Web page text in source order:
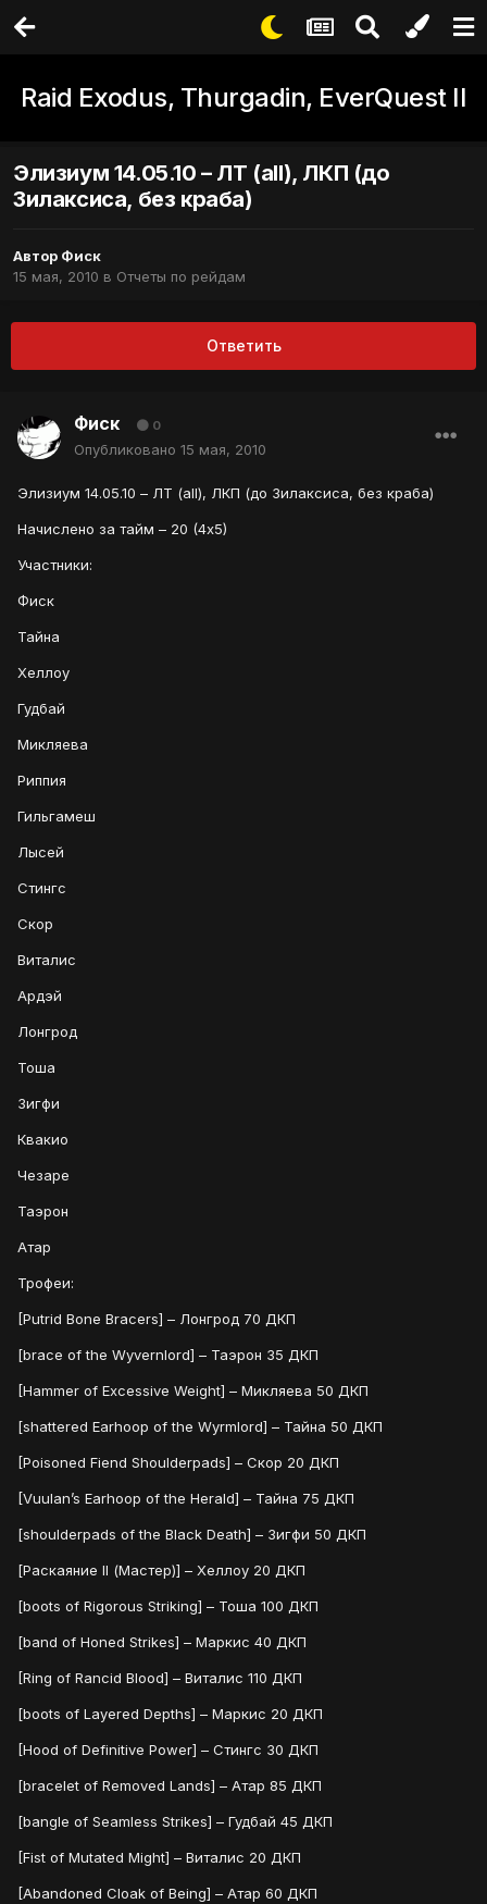
Raid Exodus, Thurgadin, EverQuest II
Элизиум 14.05.10 – ЛТ (all), ЛКП (до
Зилаксиса, без краба)
Автор Фиск
15 мая, 2010 в Отчеты по рейдам
Ответить
Фиск 0
Опубликовано 15 мая, 2010
Элизиум 14.05.10 – ЛТ (all), ЛКП (до Зилаксиса, без краба)
Начислено за тайм – 20 (4х5)
Участники:
Фиск
Тайна
Хеллоу
Гудбай
Микляева
Риппия
Гильгамеш
Лысей
Стингс
Скор
Виталис
Ардэй
Лонгрод
Тоша
Зигфи
Квакио
Чезаре
Таэрон
Атар
Трофеи:
[Putrid Bone Bracers] – Лонгрод 70 ДКП
[brace of the Wyvernlord] – Таэрон 35 ДКП
[Hammer of Excessive Weight] – Микляева 50 ДКП
[shattered Earhoop of the Wyrmlord] – Тайна 50 ДКП
[Poisoned Fiend Shoulderpads] – Скор 20 ДКП
[Vuulan’s Earhoop of the Herald] – Тайна 75 ДКП
[shoulderpads of the Black Death] – Зигфи 50 ДКП
[Раскаяние II (Мастер)] – Хеллоу 20 ДКП
[boots of Rigorous Striking] – Тоша 100 ДКП
[band of Honed Strikes] – Маркис 40 ДКП
[Ring of Rancid Blood] – Виталис 110 ДКП
[boots of Layered Depths] – Маркис 20 ДКП
[Hood of Definitive Power] – Стингс 30 ДКП
[bracelet of Removed Lands] – Атар 85 ДКП
[bangle of Seamless Strikes] – Гудбай 45 ДКП
[Fist of Mutated Might] – Виталис 20 ДКП
[Abandoned Cloak of Being] – Атар 60 ДКП